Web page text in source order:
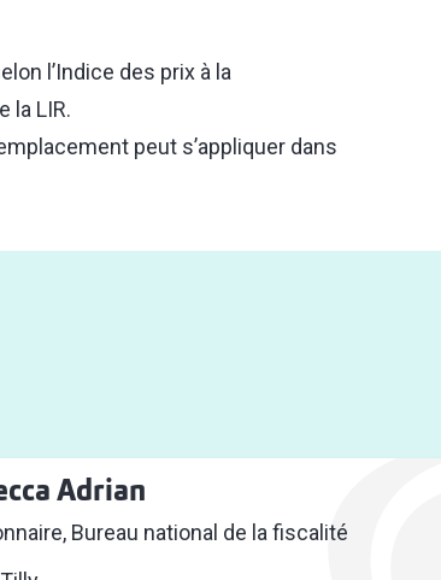
l’Indice des prix à la
la LIR.
peut s’appliquer dans
Adrian
Bureau national de la fiscalité